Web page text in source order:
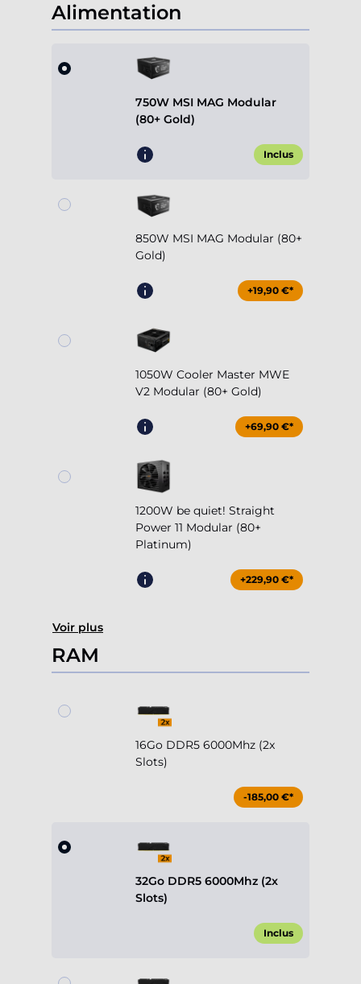
Alimentation
750W MSI MAG Modular
(80+ Gold)
Inclus
850W MSI MAG Modular (80+
Gold)
+19,90 €*
1050W Cooler Master MWE
V2 Modular (80+ Gold)
+69,90 €*
1200W be quiet! Straight
Power 11 Modular (80+
Platinum)
+229,90 €*
Voir plus
RAM
16Go DDR5 6000Mhz (2x
Slots)
-185,00 €*
32Go DDR5 6000Mhz (2x
Slots)
Inclus